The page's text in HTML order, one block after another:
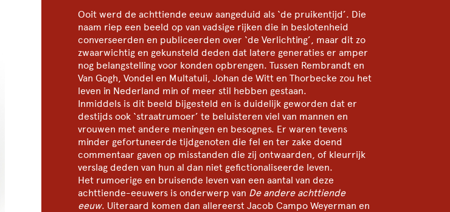
Ooit werd de achttiende eeuw aangeduid als ‘de pruikentijd’. Die
naam riep een beeld op van vadsige rijken die in beslotenheid
converseerden en publiceerden over ‘de Verlichting’, maar dit zo
zwaarwichtig en gekunsteld deden dat latere generaties er amper
nog belangstelling voor konden opbrengen. Tussen Rembrandt en
Van Gogh, Vondel en Multatuli, Johan de Witt en Thorbecke zou het
leven in Nederland min of meer stil hebben gestaan.
Inmiddels is dit beeld bijgesteld en is duidelijk geworden dat er
destijds ook ‘straatrumoer’ te beluisteren viel van mannen en
vrouwen met andere meningen en besognes. Er waren tevens
minder gefortuneerde tijdgenoten die fel en ter zake doend
commentaar gaven op misstanden die zij ontwaarden, of kleurrijk
verslag deden van hun al dan niet gefictionaliseerde leven.
Het rumoerige en bruisende leven van een aantal van deze
achttiende-eeuwers is onderwerp van De andere achttiende
eeuw. Uiteraard komen dan allereerst Jacob Campo Weyerman en